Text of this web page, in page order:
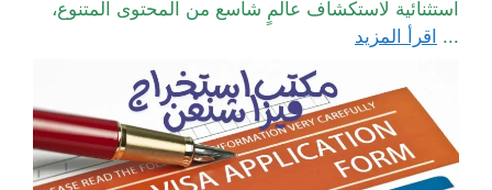
استثنائية لاستكشاف عالمٍ شاسع من المحتوى المتنوع،
... اقرأ المزيد